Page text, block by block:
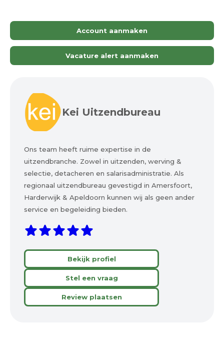
Account aanmaken
Vacature alert aanmaken
Kei Uitzendbureau
Ons team heeft ruime expertise in de
uitzendbranche. Zowel in uitzenden, werving &
selectie, detacheren en salarisadministratie. Als
regionaal uitzendbureau gevestigd in Amersfoort,
Harderwijk & Apeldoorn kunnen wij als geen ander
service en begeleiding bieden.
Bekijk profiel
Stel een vraag
Review plaatsen